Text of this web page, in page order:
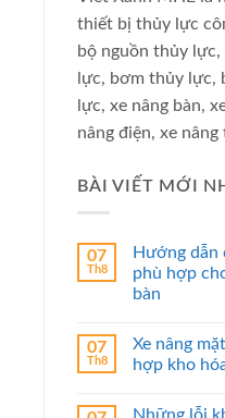
thiết bị thủy lực
bộ nguồn thủy
lực, bơm thủy lực,
lực, xe nâng bàn,
nâng điện, xe
BÀI VIẾT MỚI
07
Th8
Hướng dẫn
phù hợp
bàn
07
Th8
Xe nâng
hợp kho